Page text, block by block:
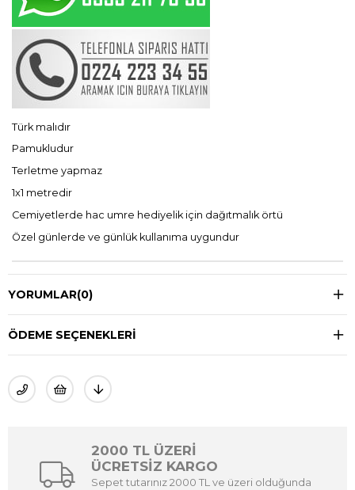
Türk malıdır
Pamukludur
Terletme yapmaz
1x1 metredir
Cemiyetlerde hac umre hediyelik için dağıtmalık örtü
Özel günlerde ve günlük kullanıma uygundur
YORUMLAR(0)
ÖDEME SEÇENEKLERI
2000 TL ÜZERİ
ÜCRETSİZ KARGO
Sepet tutarınız 2000 TL ve üzeri olduğunda